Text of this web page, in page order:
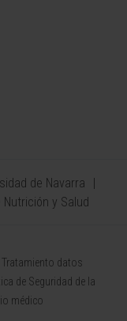
de Navarra
y Salud
Tratamiento datos
de Seguridad de la
médico